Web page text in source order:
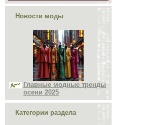
Новости моды
Главные модные тренды
осени 2025
Категории раздела